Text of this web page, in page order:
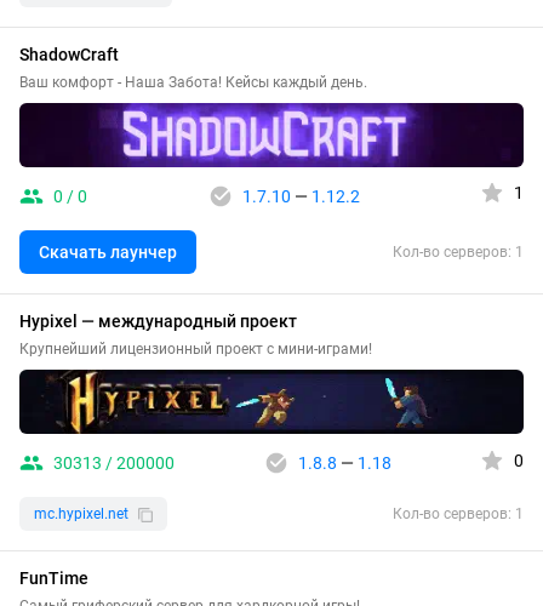
ShadowCraft
Ваш комфорт - Наша Забота! Кейсы каждый день.
0 / 0 1.7.10 — 1.12.2 1
Скачать лаунчер Кол-во серверов: 1
Hypixel — международный проект
Крупнейший лицензионный проект с мини-играми!
30313 / 200000 1.8.8 — 1.18 0
mc.hypixel.net Кол-во серверов: 1
FunTime